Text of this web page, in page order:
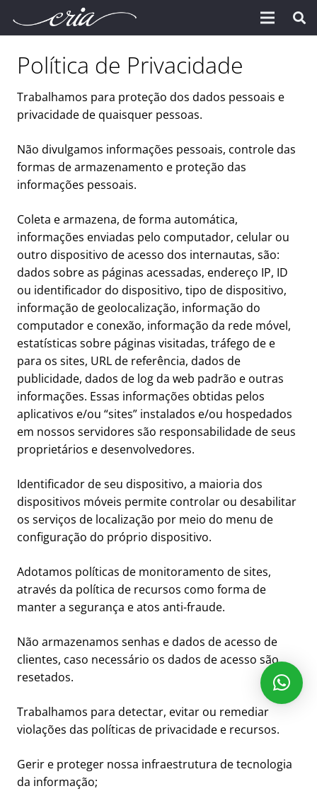
Política de Privacidade
Trabalhamos para proteção dos dados pessoais e
privacidade de quaisquer pessoas.
Não divulgamos informações pessoais, controle das
formas de armazenamento e proteção das
informações pessoais.
Coleta e armazena, de forma automática,
informações enviadas pelo computador, celular ou
outro dispositivo de acesso dos internautas, são:
dados sobre as páginas acessadas, endereço IP, ID
ou identificador do dispositivo, tipo de dispositivo,
informação de geolocalização, informação do
computador e conexão, informação da rede móvel,
estatísticas sobre páginas visitadas, tráfego de e
para os sites, URL de referência, dados de
publicidade, dados de log da web padrão e outras
informações. Essas informações obtidas pelos
aplicativos e/ou “sites” instalados e/ou hospedados
em nossos servidores são responsabilidade de seus
proprietários e desenvolvedores.
Identificador de seu dispositivo, a maioria dos
dispositivos móveis permite controlar ou desabilitar
os serviços de localização por meio do menu de
configuração do próprio dispositivo.
Adotamos políticas de monitoramento de sites,
através da política de recursos como forma de
manter a segurança e atos anti-fraude.
Não armazenamos senhas e dados de acesso de
clientes, caso necessário os dados de acesso são
resetados.
Trabalhamos para detectar, evitar ou remediar
violações das políticas de privacidade e recursos.
Gerir e proteger nossa infraestrutura de tecnologia
da informação;